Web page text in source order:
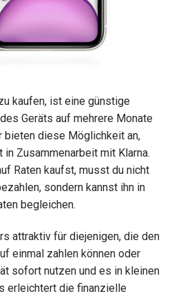
kaufen, ist eine günstige
Geräts auf mehrere Monate
bieten diese Möglichkeit an,
in Zusammenarbeit mit Klarna.
Raten kaufst, musst du nicht
sondern kannst ihn in
begleichen.
attraktiv für diejenigen, die den
einmal zahlen können oder
sofort nutzen und es in kleinen
erleichtert die finanzielle